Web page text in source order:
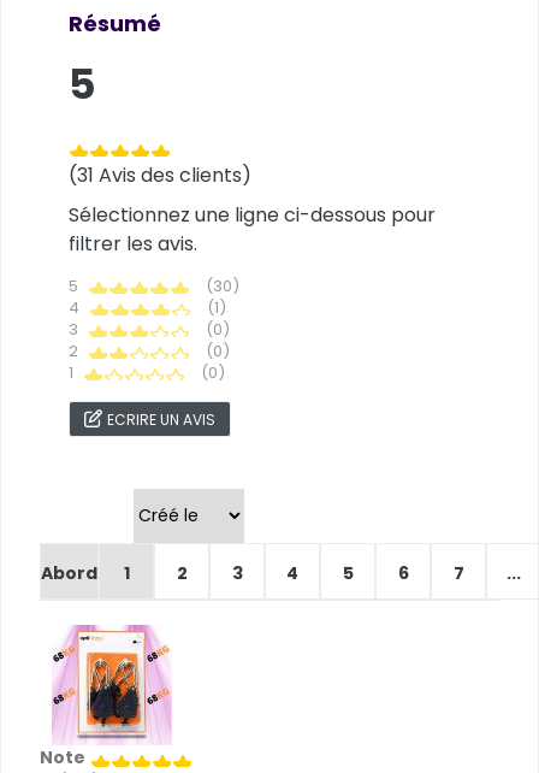
Résumé
5
(31 Avis des clients)
Sélectionnez une ligne ci-dessous pour
filtrer les avis.
5
(30)
4
(1)
3
(0)
2
(0)
1
(0)
ECRIRE UN AVIS
Abord 1 2 3 4 5 6 7 ...
Note